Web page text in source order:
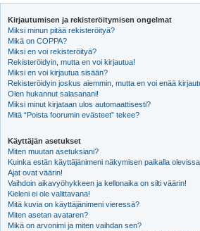
Kirjautumisen ja rekisteröitymisen ongelmat
Miksi minun pitää rekisteröityä?
Mikä on COPPA?
Miksi en voi rekisteröityä?
Rekisteröidyin, mutta en voi kirjautua!
Miksi en voi kirjautua sisään?
Rekisteröidyin joskus aiemmin, mutta en voi enää
Olen hukannut salasanani!
Miksi minut kirjataan ulos automaattisesti?
Mitä “Poista foorumin evästeet” tekee?
Käyttäjän asetukset
Miten muutan asetuksiani?
Kuinka estän käyttäjänimeni näkymisen paikalla
Ajat ovat väärin!
Vaihdoin aikavyöhykkeen ja kellonaika on silti väärin!
Kieleni ei ole valittavana!
Mitä kuvia on käyttäjänimeni vieressä?
Miten asetan avataren?
Mikä on arvonimi ja miten vaihdan sen?